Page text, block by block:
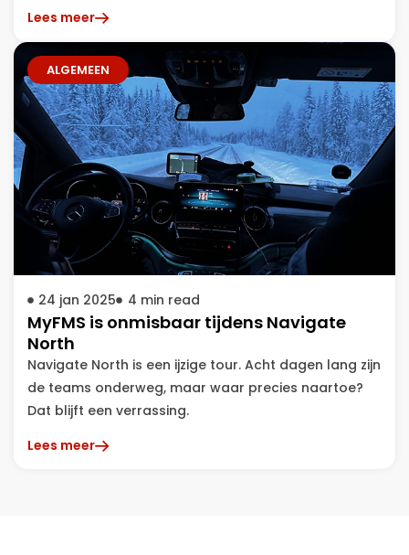
Lees meer
ALGEMEEN
24 jan 2025 4 min read
MyFMS is onmisbaar tijdens Navigate
North
Navigate North is een ijzige tour. Acht dagen lang zijn
de teams onderweg, maar waar precies naartoe?
Dat blijft een verrassing.
Lees meer